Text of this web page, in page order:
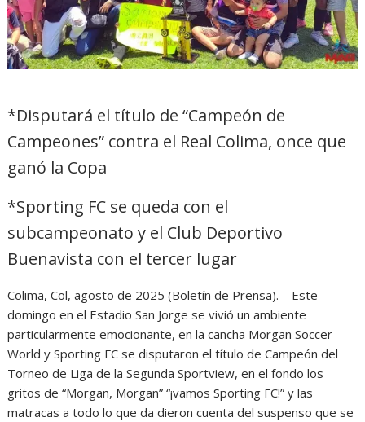
*Disputará el título de “Campeón de
Campeones” contra el Real Colima, once que
ganó la Copa
*Sporting FC se queda con el
subcampeonato y el Club Deportivo
Buenavista con el tercer lugar
Colima, Col, agosto de 2025 (Boletín de Prensa). – Este
domingo en el Estadio San Jorge se vivió un ambiente
particularmente emocionante, en la cancha Morgan Soccer
World y Sporting FC se disputaron el título de Campeón del
Torneo de Liga de la Segunda Sportview, en el fondo los
gritos de “Morgan, Morgan” “¡vamos Sporting FC!” y las
matracas a todo lo que da dieron cuenta del suspenso que se